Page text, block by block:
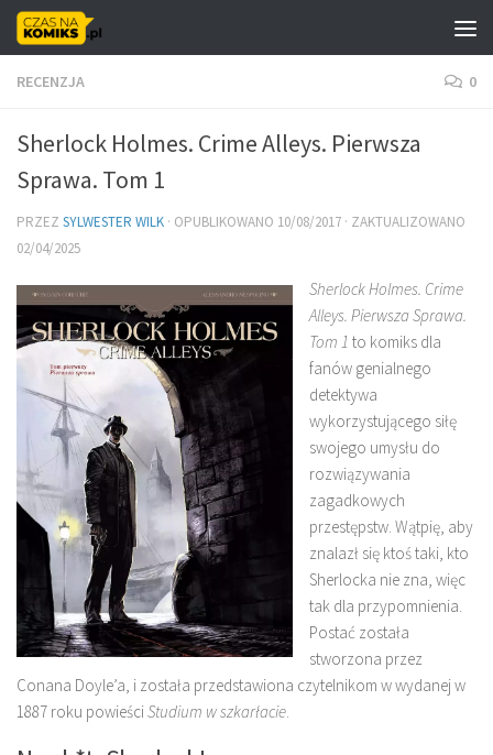
Skip to content
RECENZJA 0
Sherlock Holmes. Crime Alleys. Pierwsza
Sprawa. Tom 1
PRZEZ SYLWESTER WILK · OPUBLIKOWANO 10/08/2017 · ZAKTUALIZOWANO
02/04/2025
Sherlock Holmes. Crime
Alleys. Pierwsza Sprawa.
Tom 1 to komiks dla
fanów genialnego
detektywa
wykorzystującego siłę
swojego umysłu do
rozwiązywania
zagadkowych
przestępstw. Wątpię, aby
znalazł się ktoś taki, kto
Sherlocka nie zna, więc
tak dla przypomnienia.
Postać została
stworzona przez
Conana Doyle’a, i została przedstawiona czytelnikom w wydanej w
1887 roku powieściStudium w szkarłacie.